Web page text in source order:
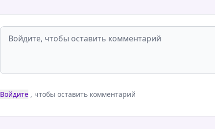
Войдите, чтобы оставить комментарий